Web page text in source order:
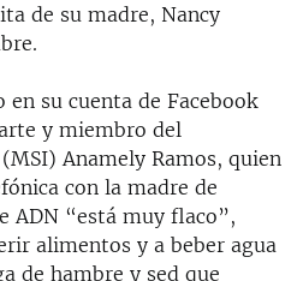
EN AMÉRICA LATINA
de su madre, Nancy
en su cuenta de Facebook
y miembro del
Anamely Ramos, quien
con la madre de
ADN “está muy flaco”,
alimentos y a beber agua
de hambre y sed que